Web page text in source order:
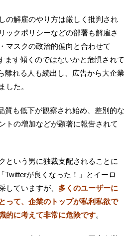
の解雇のやり方は厳しく批判され
ックポリシーなどの部署も解雇さ
マスクの政治的偏向と合わせて
ます傾くのではないかと危惧されて
離れる人も続出し、広告から大企業
した。
質も低下が観察され始め、差別的な
トの増加などが顕著に報告されて
という男に独裁支配されることに
Twitterが良くなった！」とイーロ
していますが、 多くのユーザーに
って、企業のトップが私利私欲で
的に考えて非常に危険です。